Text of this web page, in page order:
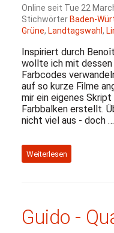
Online seit Tue 22
Stichwörter Baden-
Grüne, Landtagswahl ,
Inspiriert durch
wollte ich mit
Farbcodes
auf so kurze Filme
mir ein eigenes
Farbbalken erstellt.
nicht viel aus - doch …
Weiterlesen
Guido -